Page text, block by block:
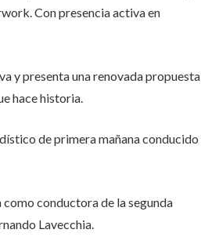
Con presencia activa en
y presenta una renovada propuesta
hace historia.
de primera mañana conducido
como conductora de la segunda
Lavecchia.